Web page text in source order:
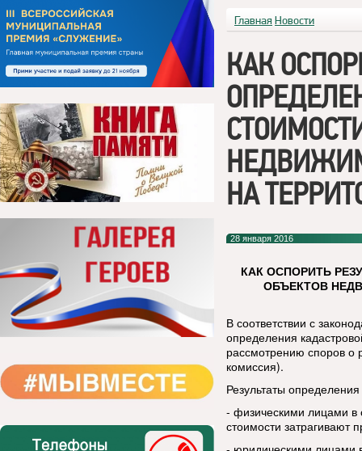
Главная Новости
КАК
НА
28 января 2016
КАК ОСПОРИТЬ
ОБЪЕКТОВ
В соответствии с
определения
рассмотрению споров о
комиссия).
Результаты
- физическими лицами в
стоимости затрагивают